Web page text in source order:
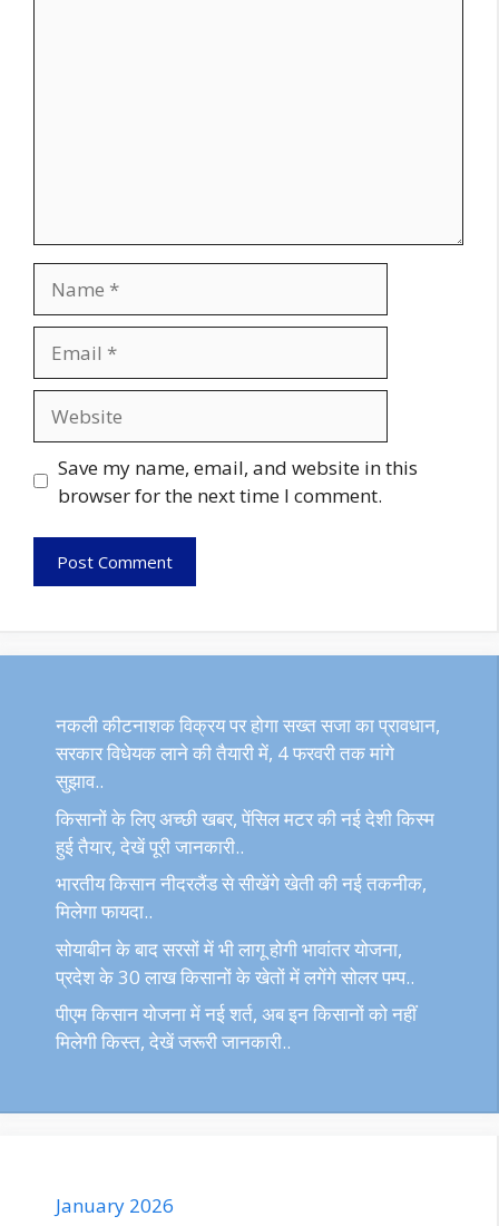
Save my name, email, and website in this
browser for the next time I comment.
नकली कीटनाशक विक्रय पर होगा सख्त सजा का प्रावधान,
सरकार विधेयक लाने की तैयारी में, 4 फरवरी तक मांगे
सुझाव..
किसानों के लिए अच्छी खबर, पेंसिल मटर की नई देशी किस्म
हुई तैयार, देखें पूरी जानकारी..
भारतीय किसान नीदरलैंड से सीखेंगे खेती की नई तकनीक,
मिलेगा फायदा..
सोयाबीन के बाद सरसों में भी लागू होगी भावांतर योजना,
प्रदेश के 30 लाख किसानों के खेतों में लगेंगे सोलर पम्प..
पीएम किसान योजना में नई शर्त, अब इन किसानों को नहीं
मिलेगी किस्त, देखें जरूरी जानकारी..
January 2026